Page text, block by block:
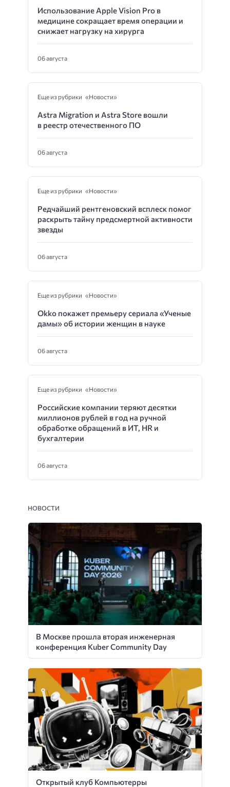
Использование Apple Vision Pro в
медицине сокращает время операции и
снижает нагрузку на хирурга
06 августа
Еще из рубрики «Новости»
Astra Migration и Astra Store вошли
в реестр отечественного ПО
06 августа
Еще из рубрики «Новости»
Редчайший рентгеновский всплеск помог
раскрыть тайну предсмертной активности
звезды
06 августа
Еще из рубрики «Новости»
Okko покажет премьеру сериала «Ученые
дамы» об истории женщин в науке
06 августа
Еще из рубрики «Новости»
Российские компании теряют десятки
миллионов рублей в год на ручной
обработке обращений в ИТ, HR и
бухгалтерии
06 августа
НОВОСТИ
В Москве прошла вторая инженерная
конференция Kuber Community Day
Открытый клуб Компьютерры